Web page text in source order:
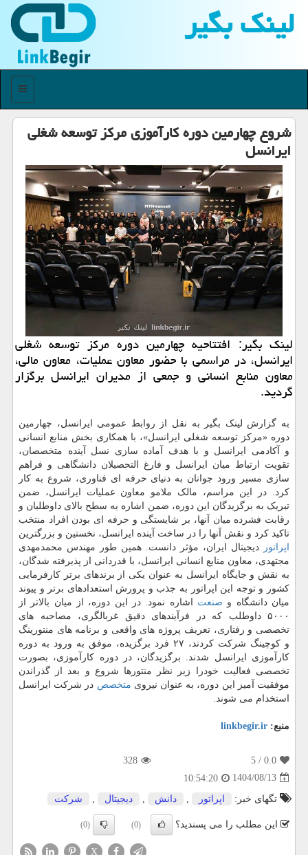
لینك بگیر
منو
شروع چهارمین دوره کارآموزی مرکز توسعه شغلی
ایرانسل
لینک بگیر: افتتاحیه چهارمین دوره مرکز توسعه شغلی
ایرانسل، در مراسمی با حضور معاون عملیات، معاون مالی،
معاون منابع انسانی و جمعی از مدیران ایرانسل برگزار
گردید.
به گزارش لینک بگیر به نقل از روابط عمومی ایرانسل، چهارمین
دوره «مرکز توسعه شغلی ایرانسل»، با همکاری بخش منابع انسانی
و آکادمی ایرانسل و با هدف آماده سازی نسل آینده متخصصان،
تقویت ارتباط میان ایرانسل و فارغ التحصیلان دانشگاهی و فراهم
سازی مسیر ورود جوانان به دنیای حرفه ای فناوری، شروع به کار
کرد. در این مراسم، مالک ملامو معاون عملیات ایرانسل، ضمن
تبریک به برگزیدگان این دوره، ضمن اشاره به سطح بالای داوطلبان و
رقابت فشرده میان آنها، بر شایستگی و حرفه ای بودن افراد منتخب
تاکید کرد و نقش آنها را در ساخت آینده ایرانسل، نخستین و بزرگترین
اپراتور
دیجیتال ایران، مؤثر دانست. همین طور مهندس محمدمهدی
مجتهدی، معاون منابع انسانی ایرانسل، با قدردانی از پذیرفته شدگان،
به نقش و جایگاه ایرانسل به عنوان یکی از برندهای برتر کارفرمایی
کشور و توجه این اپراتور به جذب و پرورش استعدادهای برتر و پیوند
میان دانشگاه و صنعت اشاره نمود. در این دوره، از میان بالاتر از
۵۰۰۰ داوطلب که در فرآیندهای دقیق غربالگری، مصاحبه های
تخصصی و رفتاری، تعریف پروژه های واقعی و برنامه های منتورینگ
و کوچینگ شرکت کردند، ۲۷ فرد برگزیده، موفق به ورود به دوره
کارآموزی ایرانسل شدند. برگزیدگان، در دوره کارآموزی، بصورت
تخصصی فعالیت خودرا زیر نظر منتورها شروع و بعد از گذراندن
موفقیت آمیز این دوره، به عنوان نیروی متخصص در شرکت ایرانسل
استخدام می شوند.
منبع: linkbegir.ir
0.0
/ 5
328
1404/08/13
10:54:20
تگهای خبر:
اپراتور , دانش , دیجیتال , شركت
این مطلب را می پسندید؟ (0)
(0)
X